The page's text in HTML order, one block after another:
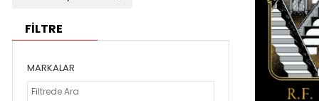
FİLTRE
MARKALAR